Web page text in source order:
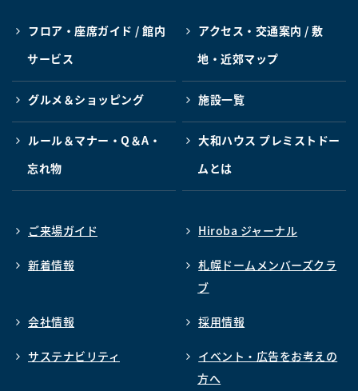
フロア・座席ガイド / 館内
サービス
アクセス・交通案内 / 敷
地・近郊マップ
グルメ＆ショッピング 施設一覧
ルール＆マナー・Q＆A・
忘れ物
大和ハウス プレミストドー
ムとは
ご来場ガイド Hiroba ジャーナル
新着情報
札幌ドームメンバーズクラ
ブ
会社情報 採用情報
サステナビリティ
イベント・広告をお考えの
方へ